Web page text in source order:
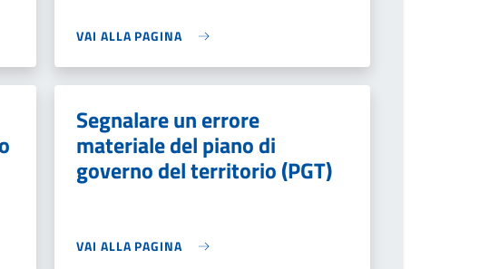
VAI ALLA PAGINA
Segnalare un errore
materiale del piano di
governo del territorio (PGT)
VAI ALLA PAGINA